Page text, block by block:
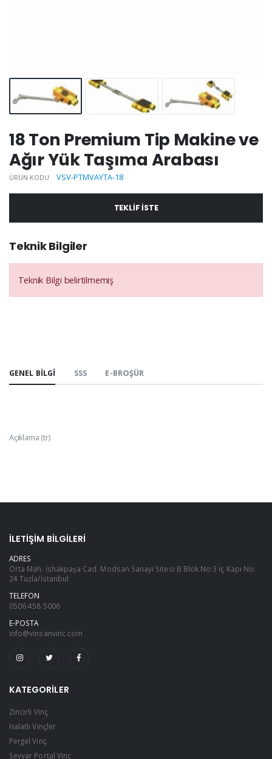
18 Ton Premium Tip Makine ve
Ağır Yük Taşıma Arabası
ÜRÜN KODU VSV-PTMVAYTA-18
TEKLIF ISTE
Teknik Bilgiler
Teknik Bilgi belirtilmemiş
GENEL BILGI SSS E-BROŞÜR
Açıklama (tr)
İLETIŞIM BILGILERI
ADRES
Orta Mah. İshakpaşa Cad. Modsan Sanayi Sitesi B Blok No:3 İç Kapı No:
24 Tuzla/İstanbul
TELEFON
0506 458 5006
E-POSTA
info@vinsanvinc.com
KATEGORILER
Zincirli Vinç
Halatlı Vinçler
Pergel Vinç
Seyyar Portal Vinç